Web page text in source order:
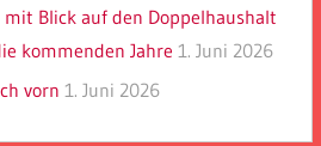
Blick auf den Doppelhaushalt
kommenden Jahre 1. Juni 2026
vorn 1. Juni 2026